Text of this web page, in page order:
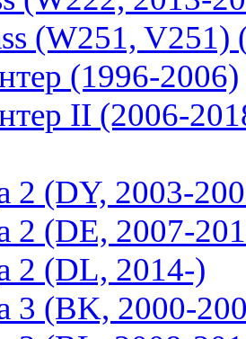
(W251, V251)
(1996-2006)
II (2006-
2 (DY, 2003-
2 (DE, 2007-
2 (DL, 2014-)
3 (BK, 2000-